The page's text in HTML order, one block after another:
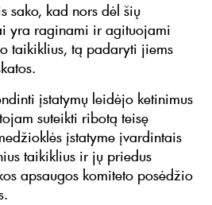
sako, kad nors dėl šių
yra raginami ir agituojami
taikiklius, tą padaryti jiems
įstatymų leidėjo ketinimus
suteikti ribotą teisę
įstatyme įvardintais
taikiklius ir jų priedus
apsaugos komiteto posėdžio